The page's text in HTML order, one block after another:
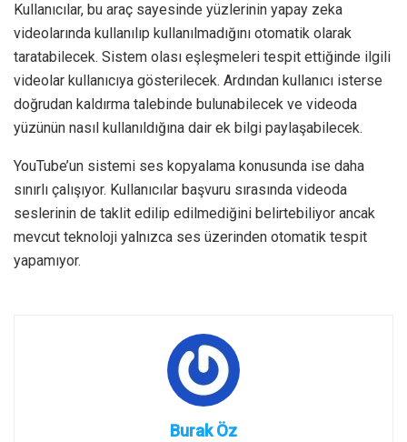
Kullanıcılar, bu araç sayesinde yüzlerinin yapay zeka
videolarında kullanılıp kullanılmadığını otomatik olarak
taratabilecek. Sistem olası eşleşmeleri tespit ettiğinde ilgili
videolar kullanıcıya gösterilecek. Ardından kullanıcı isterse
doğrudan kaldırma talebinde bulunabilecek ve videoda
yüzünün nasıl kullanıldığına dair ek bilgi paylaşabilecek.
YouTube’un sistemi ses kopyalama konusunda ise daha
sınırlı çalışıyor. Kullanıcılar başvuru sırasında videoda
seslerinin de taklit edilip edilmediğini belirtebiliyor ancak
mevcut teknoloji yalnızca ses üzerinden otomatik tespit
yapamıyor.
Burak Öz